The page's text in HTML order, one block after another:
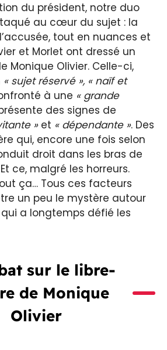
du président, notre duo
au cœur du sujet : la
tout en nuances et
et Morlet ont dressé un
Monique Olivier. Celle-ci,
« sujet réservé », « naïf et
à une « grande
des signes de
»et « dépendante ». Des
qui, encore une fois selon
droit dans les bras de
ce, malgré les horreurs.
ça… Tous ces facteurs
un peu le mystère autour
a longtemps défié les
sur le libre-
de Monique
Olivier